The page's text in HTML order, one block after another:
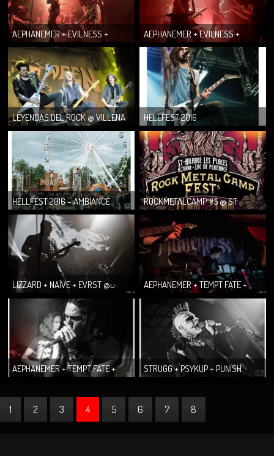
AEPHANEMER + EVILNESS +
SUPREMACY @U METRONUM LE
12.10.16 (leely)...
AEPHANEMER + EVILNESS +
SUPREMACY @u METRONUM LE
12.10.16 (Gaëta...
LEYENDAS DEL ROCK @ VILLENA
(ESPAGNE) LES 10, 11, 12 ET 13
AOUT 2...
HELLFEST 2016
HELLFEST 2016 – AMBIANCE
ROCKMETALCAMP #5 @ ST
HILAIRE LES PLACES LES 20 ET
21.052016
LIZZARD + NAÏVE + EVRST @u
METRONUM LE 20.05.2016
AEPHANEMER + TEMPT FATE +
HAVENLESS@ LA TAVERNE LE
29.04.2016 (Le...
AEPHANEMER + TEMPT FATE +
HAVENLESS @LA TAVERNE LE
STRUGG + PSYKUP + PUNISH
YOURSELF + SIDILARSEN
1 2 3 4 5 6 7 8